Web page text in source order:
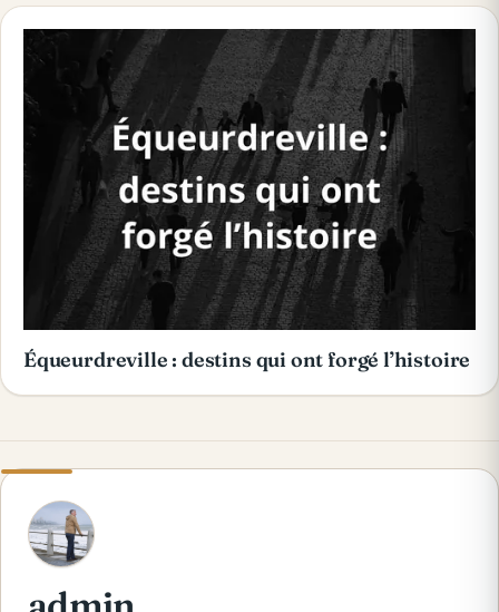
Équeurdreville : destins qui ont forgé l’histoire
A